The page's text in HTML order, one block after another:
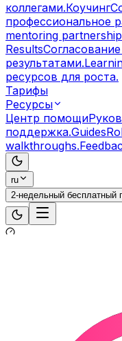
коллегами.Коучинг
профессиональное
mentoring
Results
результатами.
ресурсов для роста.
Тарифы
Ресурсы
Центр помощи
поддержка.Guides
walkthroughs.
ru
2-недельный бесплатный